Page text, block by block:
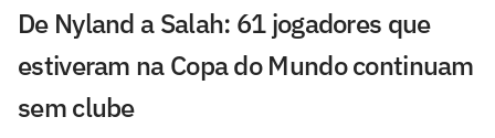
De Nyland a Salah: 61 jogadores que
estiveram na Copa do Mundo continuam
sem clube